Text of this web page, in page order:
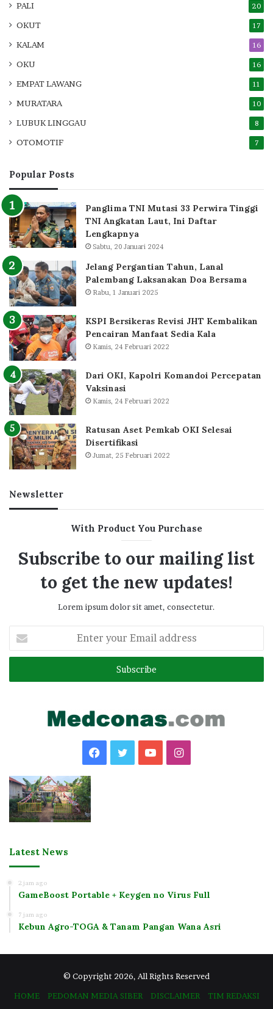
PALI 20
OKUT 17
KALAM 16
OKU 16
EMPAT LAWANG 11
MURATARA 10
LUBUK LINGGAU 8
OTOMOTIF 7
Popular Posts
Panglima TNI Mutasi 33 Perwira Tinggi
TNI Angkatan Laut, Ini Daftar
Lengkapnya
Sabtu, 20 Januari 2024
Jelang Pergantian Tahun, Lanal
Palembang Laksanakan Doa Bersama
Rabu, 1 Januari 2025
KSPI Bersikeras Revisi JHT Kembalikan
Pencairan Manfaat Sedia Kala
Kamis, 24 Februari 2022
Dari OKI, Kapolri Komandoi Percepatan
Vaksinasi
Kamis, 24 Februari 2022
Ratusan Aset Pemkab OKI Selesai
Disertifikasi
Jumat, 25 Februari 2022
Newsletter
With Product You Purchase
Subscribe to our mailing list
to get the new updates!
Lorem ipsum dolor sit amet, consectetur.
your
Email
Facebook
TwitterYouTubeInstagram
Latest News
2 jam ago
GameBoost Portable + Keygen no Virus Full
7 jam ago
Kebun Agro-TOGA & Tanam Pangan Wana Asri
© Copyright 2026, All Rights Reserved
HOME
PEDOMAN MEDIA SIBER DISCLAIMER TIM REDAKSI